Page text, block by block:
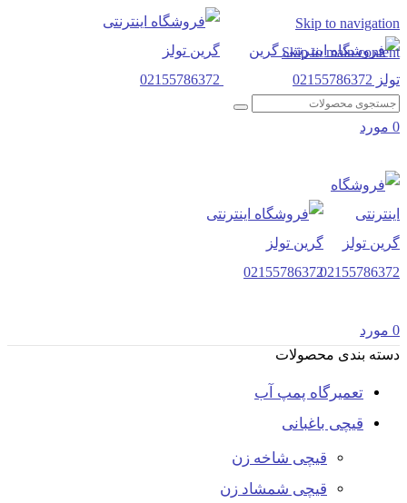
Skip to navigation
Skip to main content
0 مورد
0 مورد
دسته بندی محصولات
تعمیرگاه پمپ آب
قیچی باغبانی
قیچی شاخه زن
قیچی شمشاد زن